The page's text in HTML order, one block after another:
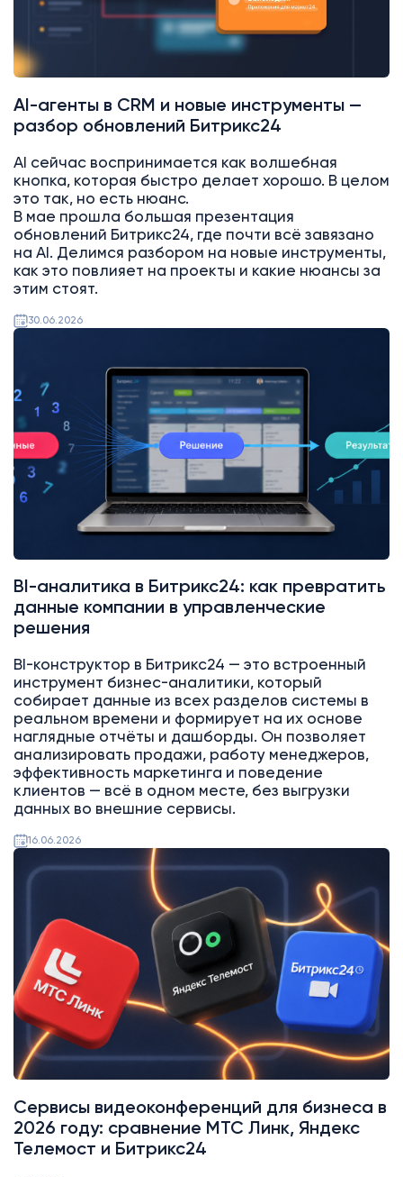
AI-агенты в CRM и новые инструменты —
разбор обновлений Битрикс24
AI сейчас воспринимается как волшебная
кнопка, которая быстро делает хорошо. В целом
это так, но есть нюанс.
В мае прошла большая презентация
обновлений Битрикс24, где почти всё завязано
на AI. Делимся разбором на новые инструменты,
как это повлияет на проекты и какие нюансы за
этим стоят.
30.06.2026
BI-аналитика в Битрикс24: как превратить
данные компании в управленческие
решения
BI-конструктор в Битрикс24 — это встроенный
инструмент бизнес-аналитики, который
собирает данные из всех разделов системы в
реальном времени и формирует на их основе
наглядные отчёты и дашборды. Он позволяет
анализировать продажи, работу менеджеров,
эффективность маркетинга и поведение
клиентов — всё в одном месте, без выгрузки
данных во внешние сервисы.
16.06.2026
Битрикс24
Сервисы видеоконференций для бизнеса в
2026 году: сравнение МТС Линк, Яндекс
Телемост и Битрикс24